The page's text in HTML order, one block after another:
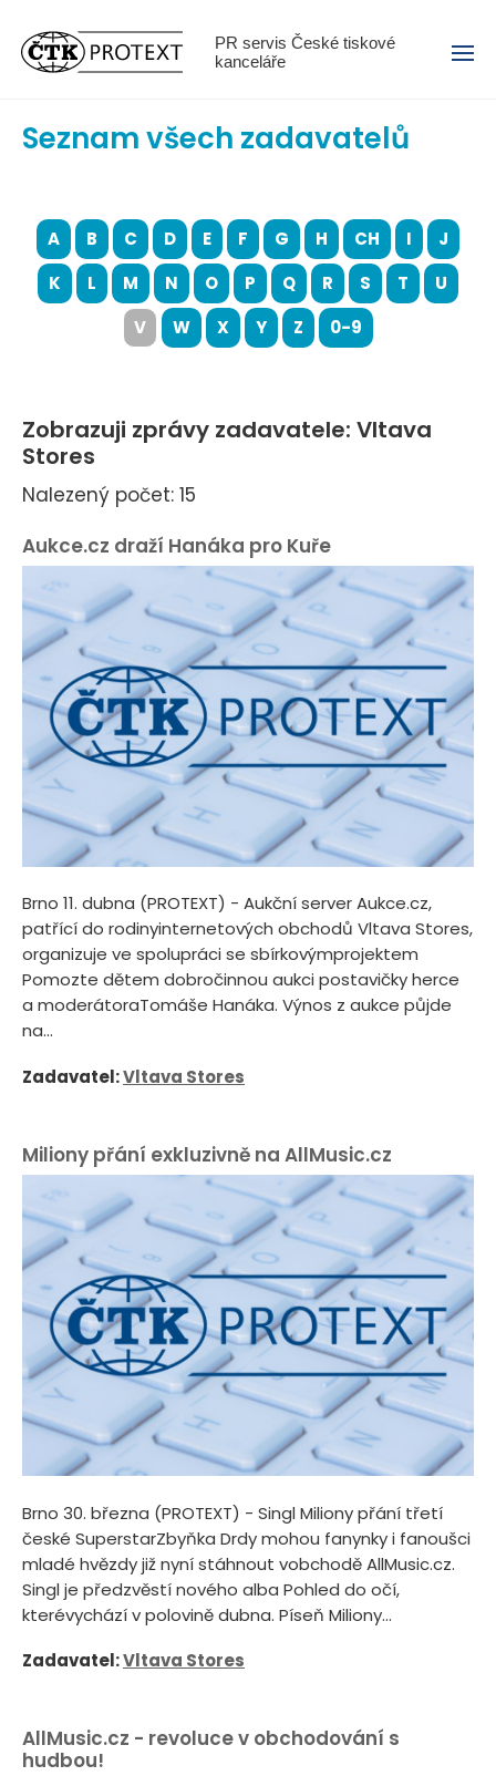
PR servis České tiskové
kanceláře
Menu
Seznam všech zadavatelů
A B C D E F G H CH I
J
K
L M N O P Q R S T
U
V
W X Y Z 0-9
Zobrazuji zprávy zadavatele: Vltava
Stores
Nalezený počet: 15
Aukce.cz draží Hanáka pro Kuře
Brno 11. dubna (PROTEXT) - Aukční server Aukce.cz,
patřící do rodinyinternetových obchodů Vltava Stores,
organizuje ve spolupráci se sbírkovýmprojektem
Pomozte dětem dobročinnou aukci postavičky herce
a moderátoraTomáše Hanáka. Výnos z aukce půjde
na...
Zadavatel:Vltava Stores
Miliony přání exkluzivně na AllMusic.cz
Brno 30. března (PROTEXT) - Singl Miliony přání třetí
české SuperstarZbyňka Drdy mohou fanynky i fanoušci
mladé hvězdy již nyní stáhnout vobchodě AllMusic.cz.
Singl je předzvěstí nového alba Pohled do očí,
kterévychází v polovině dubna. Píseň Miliony...
Zadavatel:Vltava Stores
AllMusic.cz - revoluce v obchodování s
hudbou!